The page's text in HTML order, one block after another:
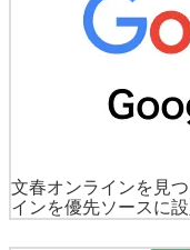
文春オンラインを見
インを優先ソースに設